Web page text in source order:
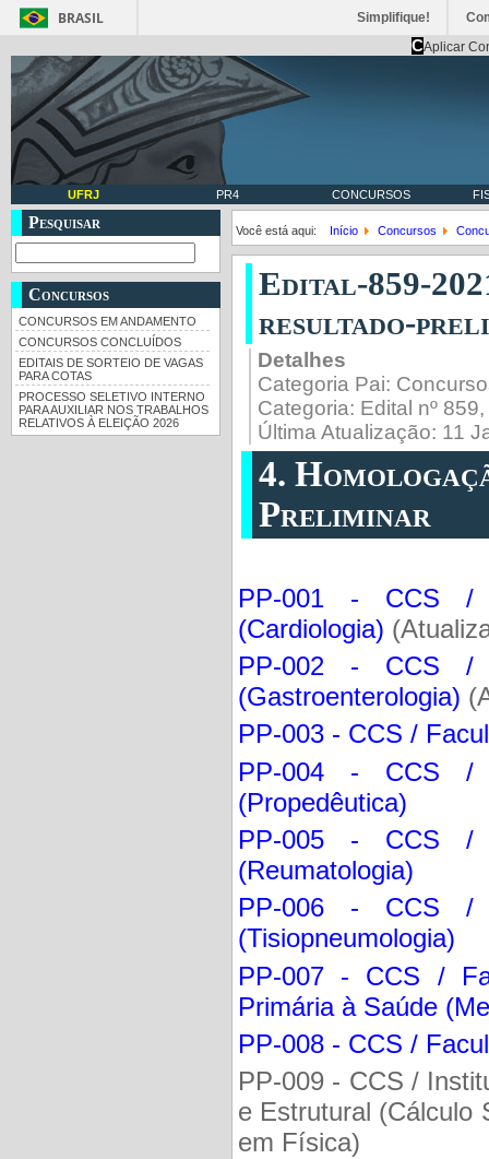
BRASIL Simplifique!
CAplicar
UFRJ PR4 CONCURSOS
Pesquisar
Concursos
CONCURSOS EM ANDAMENTO
CONCURSOS CONCLUÍDOS
EDITAIS DE SORTEIO DE VAGAS
PARA COTAS
PROCESSO SELETIVO INTERNO
PARA AUXILIAR NOS TRABALHOS
RELATIVOS À ELEIÇÃO 2026
Você está aqui: Início Concursos
Edital-859-
resultado-
Detalhes
Categoria Pai:
Categoria: Edital nº
Última Atualização: 11
4.
Preliminar
PP-001 - CCS /
(Cardiologia)
PP-002 - CCS /
(Gastroenterologia)
PP-003 - CCS /
PP-004 - CCS /
(Propedêutica)
PP-005 - CCS /
(Reumatologia)
PP-006 - CCS /
(Tisiopneumologia)
PP-007 - CCS /
Primária à Saúde
PP-008 - CCS /
PP-009 - CCS /
e Estrutural (Cálculo
em Física)